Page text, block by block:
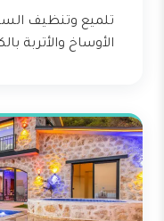
تلميع وتنظيف
الأوساخ والأتربة